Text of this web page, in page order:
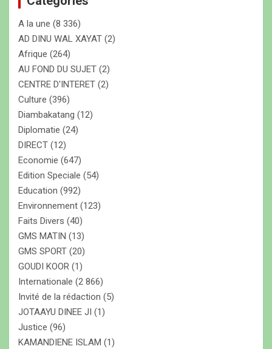
c
h
e
r
A la une (8 336)
AD DINU WAL XAYAT (2)
Afrique (264)
AU FOND DU SUJET (2)
CENTRE D'INTERET (2)
Culture (396)
Diambakatang (12)
Diplomatie (24)
DIRECT (12)
Economie (647)
Edition Speciale (54)
Education (992)
Environnement (123)
Faits Divers (40)
GMS MATIN (13)
GMS SPORT (20)
GOUDI KOOR (1)
Internationale (2 866)
Invité de la rédaction (5)
JOTAAYU DINEE JI (1)
Justice (96)
KAMANDIENE ISLAM (1)